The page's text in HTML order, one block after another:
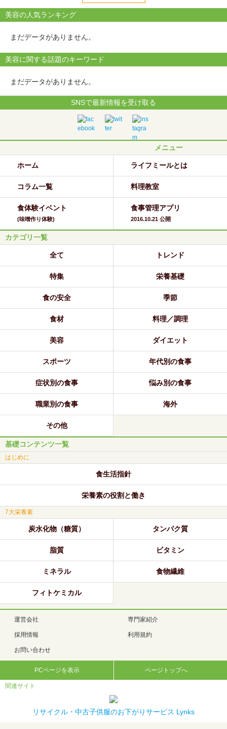
美容の人気ランキング
まだデータがありません。
美容に関する話題のキーワード
まだデータがありません。
SNSで最新情報を受け取る
メニュー
ホーム ライフミールとは
コラム一覧 料理教室
食体験イベント
(味噌作り体験)
食事管理アプリ
2016.10.21 公開
カテゴリ一覧
全て トレンド
特集 栄養基礎
食の安全 季節
食材 料理／調理
美容 ダイエット
スポーツ 年代別の食事
症状別の食事 悩み別の食事
職業別の食事 海外
その他
基礎コンテンツ一覧
はじめに
食生活指針
栄養素の役割と働き
7大栄養素
炭水化物（糖質） タンパク質
脂質 ビタミン
ミネラル 食物繊維
フィトケミカル
運営会社 専門家紹介
採用情報 利用規約
お問い合わせ
PCページを表示 ページトップへ
関連サイト
リサイクル・中古子供服のお下がりサービス Lynks